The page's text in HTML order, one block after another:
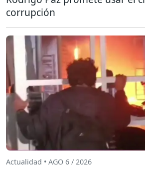
corrupción
Actualidad • AGO 6 / 2026